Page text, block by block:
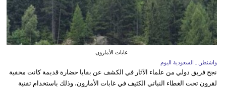
غابات الأمازون
واشنطن ـ السعودية اليوم
نجح فريق دولي من علماء الآثار في الكشف عن بقايا حضارة قديمة كانت مخفية
لقرون تحت الغطاء النباتي الكثيف في غابات الأمازون، وذلك باستخدام تقنية